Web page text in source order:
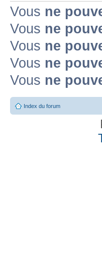
Vous ne
Vous ne
Vous ne
Vous ne
Vous ne
Index du forum